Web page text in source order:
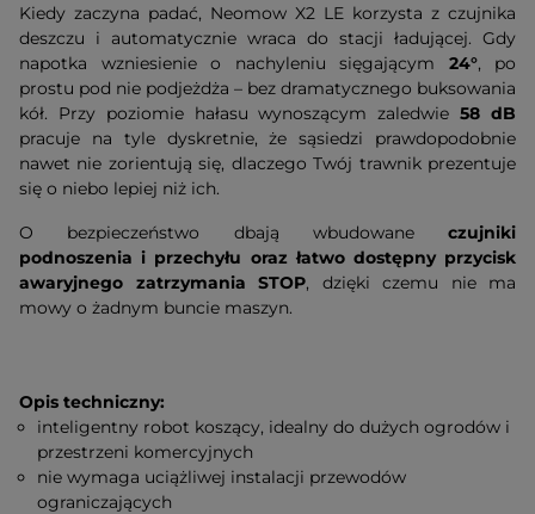
Kiedy zaczyna padać, Neomow X2 LE korzysta z czujnika
deszczu i automatycznie wraca do stacji ładującej. Gdy
napotka wzniesienie o nachyleniu sięgającym 24°, po
prostu pod nie podjeżdża – bez dramatycznego buksowania
kół. Przy poziomie hałasu wynoszącym zaledwie58 dB
pracuje na tyle dyskretnie, że sąsiedzi prawdopodobnie
nawet nie zorientują się, dlaczego Twój trawnik prezentuje
się o niebo lepiej niż ich.
O bezpieczeństwo dbają wbudowane czujniki
podnoszenia i przechyłu oraz łatwo dostępny przycisk
awaryjnego zatrzymania STOP, dzięki czemu nie ma
mowy o żadnym buncie maszyn.
Opis techniczny:
inteligentny robot koszący, idealny do dużych ogrodów i
przestrzeni komercyjnych
nie wymaga uciążliwej instalacji przewodów
ograniczających